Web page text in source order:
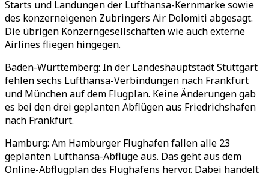
Starts und Landungen der Lufthansa-Kernmarke sowie
des konzerneigenen Zubringers Air Dolomiti abgesagt.
Die übrigen Konzerngesellschaften wie auch externe
Airlines fliegen hingegen.
Baden-Württemberg: In der Landeshauptstadt Stuttgart
fehlen sechs Lufthansa-Verbindungen nach Frankfurt
und München auf dem Flugplan. Keine Änderungen gab
es bei den drei geplanten Abflügen aus Friedrichshafen
nach Frankfurt.
Hamburg: Am Hamburger Flughafen fallen alle 23
geplanten Lufthansa-Abflüge aus. Das geht aus dem
Online-Abflugplan des Flughafens hervor. Dabei handelt